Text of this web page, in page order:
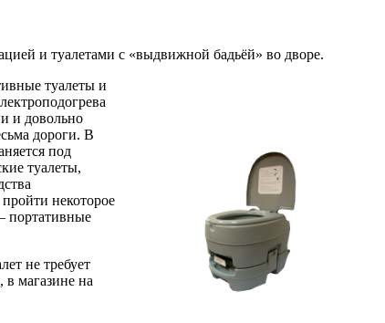
и туалетами с «выдвижной бадьёй» во дворе.
туалеты и
и довольно
дороги. В
под
туалеты,
некоторое
портативные
не требует
магазине на